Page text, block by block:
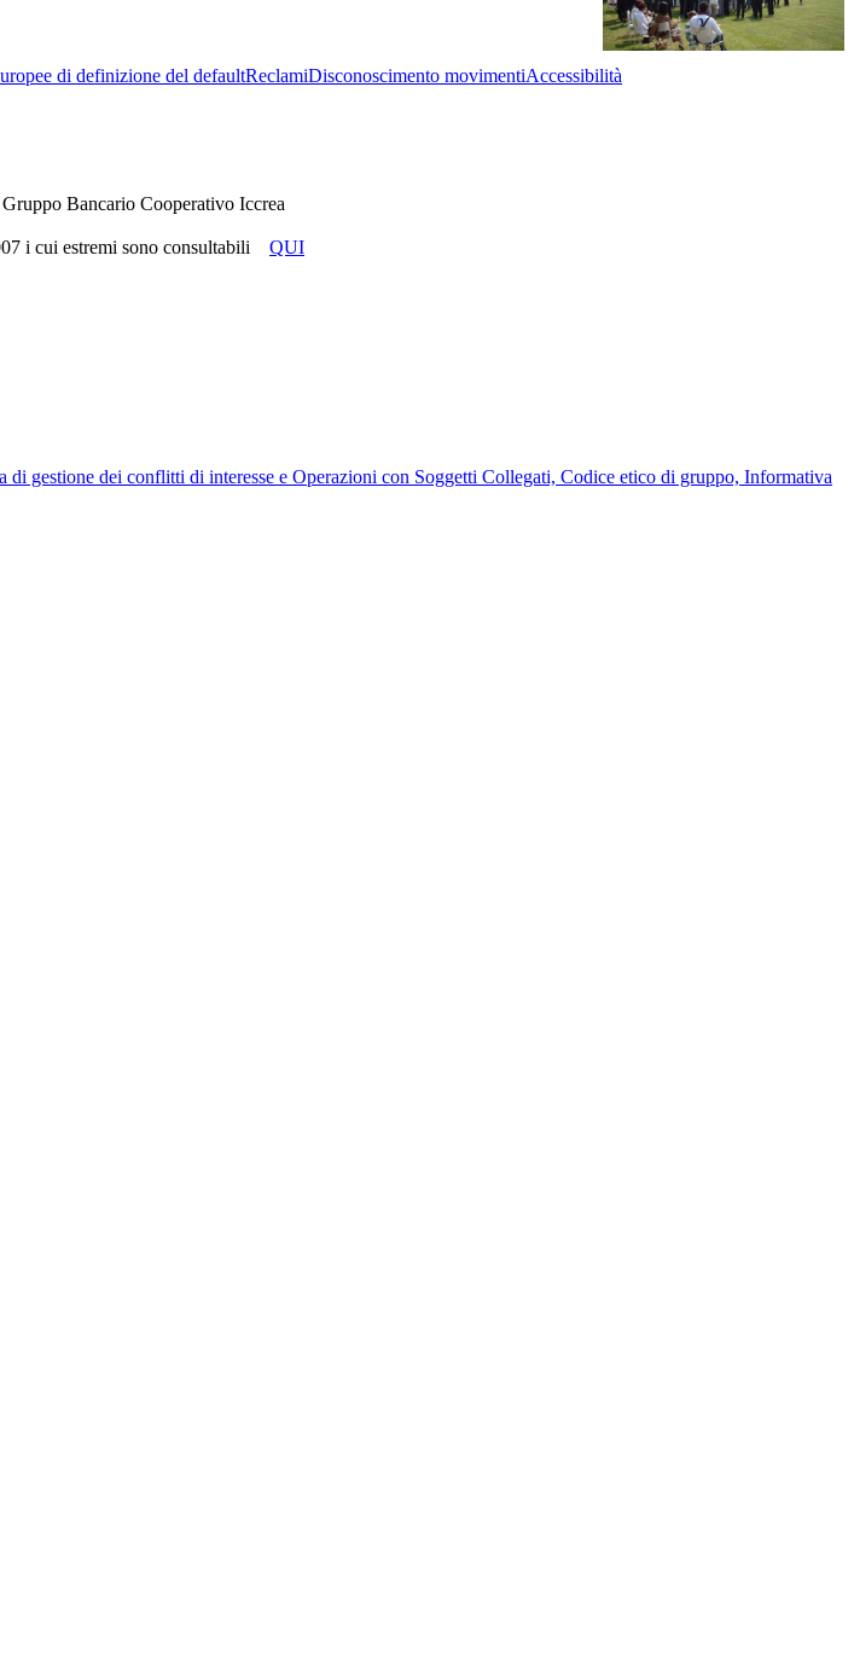
di definizione del defaultReclamiDisconoscimento movimentiAccessibilità
Bancario Cooperativo Iccrea
i cui estremi sono consultabili QUI
gestione dei conflitti di interesse e Operazioni con Soggetti Collegati, Codice etico di gruppo, Informativa